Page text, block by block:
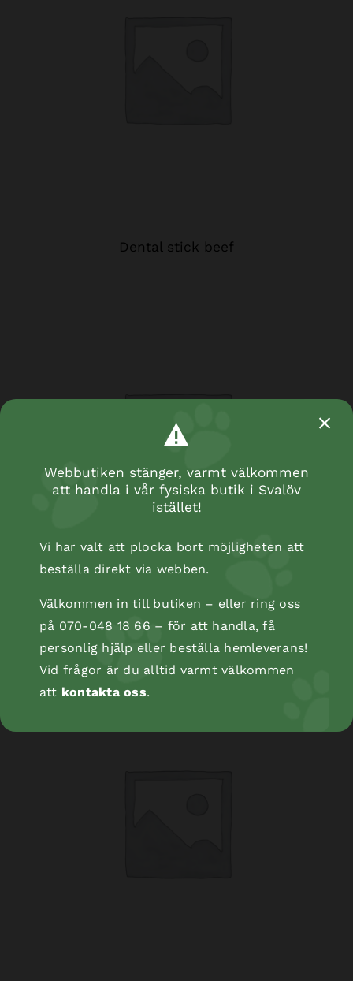
Dental stick beef
Kopåse
Webbutiken stänger, varmt välkommen
att handla i vår fysiska butik i Svalöv
istället!
Vi har valt att plocka bort möjligheten att
beställa direkt via webben.
Välkommen in till butiken – eller ring oss
på 070-048 18 66 – för att handla, få
personlig hjälp eller beställa hemleverans!
Vid frågor är du alltid varmt välkommen
att kontakta oss.